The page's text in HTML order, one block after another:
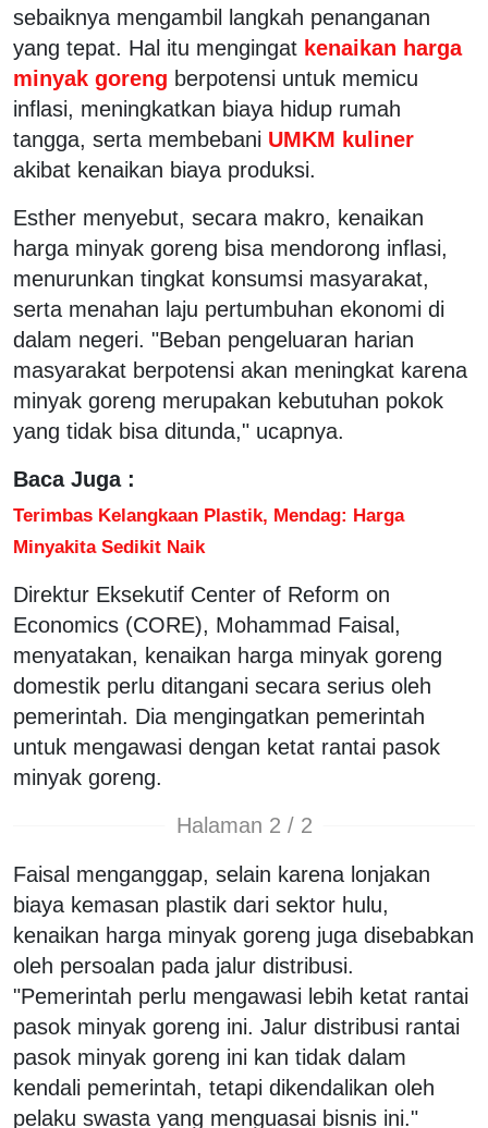
sebaiknya mengambil langkah penanganan
yang tepat. Hal itu mengingat kenaikan harga
minyak goreng berpotensi untuk memicu
inflasi, meningkatkan biaya hidup rumah
tangga, serta membebani UMKM kuliner
akibat kenaikan biaya produksi.
Esther menyebut, secara makro, kenaikan
harga minyak goreng bisa mendorong inflasi,
menurunkan tingkat konsumsi masyarakat,
serta menahan laju pertumbuhan ekonomi di
dalam negeri. "Beban pengeluaran harian
masyarakat berpotensi akan meningkat karena
minyak goreng merupakan kebutuhan pokok
yang tidak bisa ditunda," ucapnya.
Baca Juga :
Terimbas Kelangkaan Plastik, Mendag: Harga
Minyakita Sedikit Naik
Direktur Eksekutif Center of Reform on
Economics (CORE), Mohammad Faisal,
menyatakan, kenaikan harga minyak goreng
domestik perlu ditangani secara serius oleh
pemerintah. Dia mengingatkan pemerintah
untuk mengawasi dengan ketat rantai pasok
minyak goreng.
Halaman 2 / 2
Faisal menganggap, selain karena lonjakan
biaya kemasan plastik dari sektor hulu,
kenaikan harga minyak goreng juga disebabkan
oleh persoalan pada jalur distribusi.
"Pemerintah perlu mengawasi lebih ketat rantai
pasok minyak goreng ini. Jalur distribusi rantai
pasok minyak goreng ini kan tidak dalam
kendali pemerintah, tetapi dikendalikan oleh
pelaku swasta yang menguasai bisnis ini."